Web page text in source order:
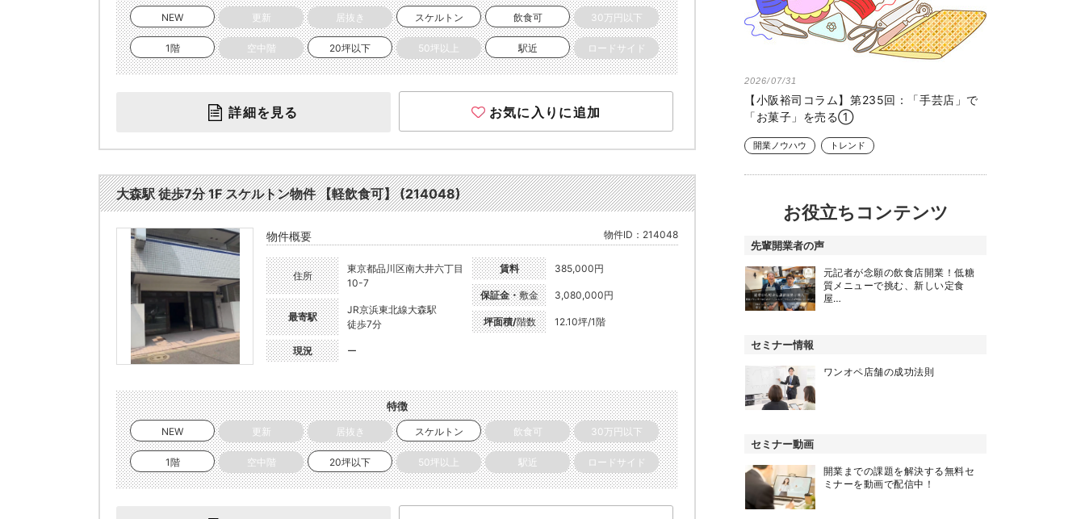
NEW 更新 居抜き スケルトン 飲食可 30万円以下
1階 空中階 20坪以下 50坪以上 駅近 ロードサイド
詳細を見る お気に入りに追加
大森駅 徒歩7分 1F スケルトン物件 【軽飲食可】 (214048)
物件概要 物件ID：214048
住所
東京都品川区南大井六丁目
10-7
最寄駅
JR京浜東北線大森駅
徒歩7分
現況 ー
賃料 385,000円
保証金・敷金 3,080,000円
坪面積/階数 12.10坪/1階
特徴
NEW 更新 居抜き スケルトン 飲食可 30万円以下
1階 空中階 20坪以下 50坪以上 駅近 ロードサイド
2026/07/31
【小阪裕司コラム】第235回：「手芸店」で
「お菓子」を売る①
開業ノウハウ トレンド
お役立ちコンテンツ
先輩開業者の声
元記者が念願の飲食店開業！低糖
質メニューで挑む、新しい定食
屋…
セミナー情報
ワンオペ店舗の成功法則
セミナー動画
開業までの課題を解決する無料セ
ミナーを動画で配信中！